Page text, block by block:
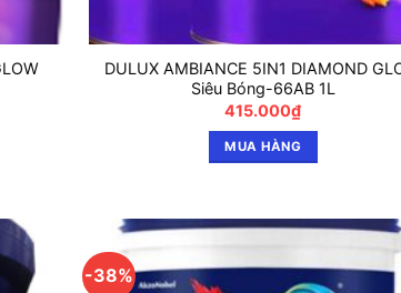
DULUX AMBIANCE 5IN1 DIAMOND
Siêu Bóng-66AB 1L
415.000₫
MUA HÀNG
-38%